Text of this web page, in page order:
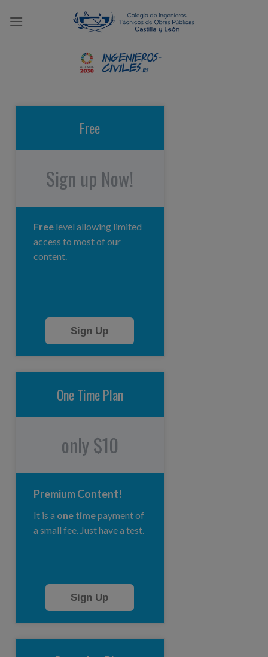
Free
Sign up Now!
Free level allowing limited
access to most of our
content.
Sign Up
One Time Plan
only $10
Premium Content!
It is a one timepayment of
a small fee. Just have a test.
Sign Up